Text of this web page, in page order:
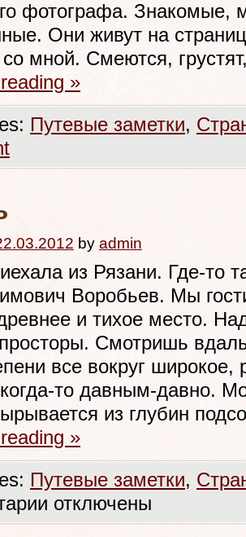
фотографа. Знакомые,
Они живут на
со мной. Смеются,
»
Путевые заметки,
by admin
из Рязани. Где-то
Воробьев. Мы
и тихое место.
просторы. Смотришь
все вокруг широкое,
то давным-давно.
из глубин
»
Путевые заметки,
отключены